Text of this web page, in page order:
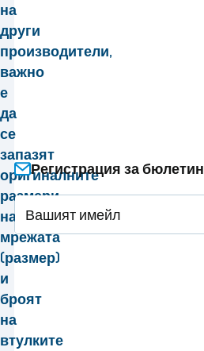
на
други
производители,
важно
е
да
се
запазят
оригиналните
размери
на
мрежата
(размер)
и
броят
на
втулките
Регистрация за бюлетин